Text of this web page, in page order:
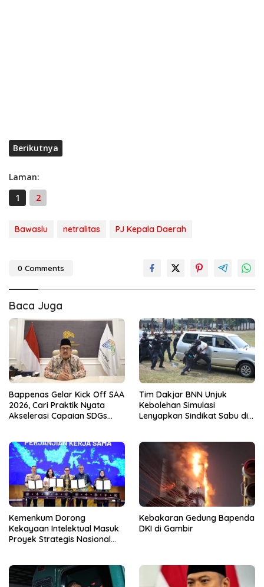
Berikutnya
Laman:
1
2
Bawaslu netralitas PJ Kepala Daerah
0 Comments
Baca Juga
Bappenas Gelar Kick Off SAA
2026, Cari Praktik Nyata
Akselerasi Capaian SDGs
Tim Dakjar BNN Unjuk
Kebolehan Simulasi
Lenyapkan Sindikat Sabu di
Kemenkum Dorong
Kekayaan Intelektual Masuk
Proyek Strategis Nasional
Kebakaran Gedung Bapenda
DKI di Gambir